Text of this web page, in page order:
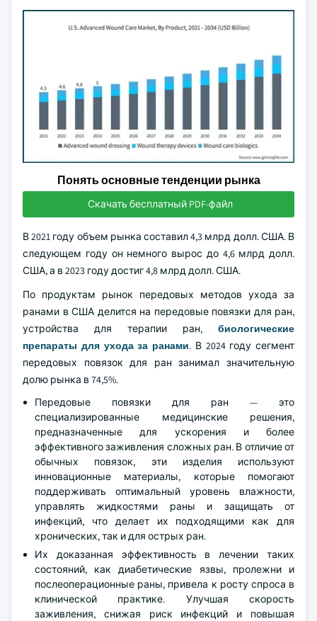
Понять основные тенденции рынка
Скачать бесплатный PDF-файл
В 2021 году объем рынка составил 4,3 млрд долл. США. В
следующем году он немного вырос до 4,6 млрд долл.
США, а в 2023 году достиг 4,8 млрд долл. США.
По продуктам рынок передовых методов ухода за
ранами в США делится на передовые повязки для ран,
устройства для терапии ран, биологические
препараты для ухода за ранами. В 2024 году сегмент
передовых повязок для ран занимал значительную
долю рынка в 74,5%.
Передовые повязки для ран — это
специализированные медицинские решения,
предназначенные для ускорения и более
эффективного заживления сложных ран. В отличие от
обычных повязок, эти изделия используют
инновационные материалы, которые помогают
поддерживать оптимальный уровень влажности,
управлять жидкостями раны и защищать от
инфекций, что делает их подходящими как для
хронических, так и для острых ран.
Их доказанная эффективность в лечении таких
состояний, как диабетические язвы, пролежни и
послеоперационные раны, привела к росту спроса в
клинической практике. Улучшая скорость
заживления, снижая риск инфекций и повышая